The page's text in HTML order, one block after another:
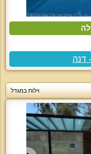
וילות במגדל